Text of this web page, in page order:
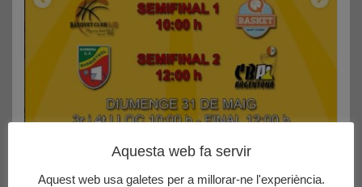
29/05/2026
Aquesta web fa servir
Aquest web usa galetes per a millorar-ne l'experiència.